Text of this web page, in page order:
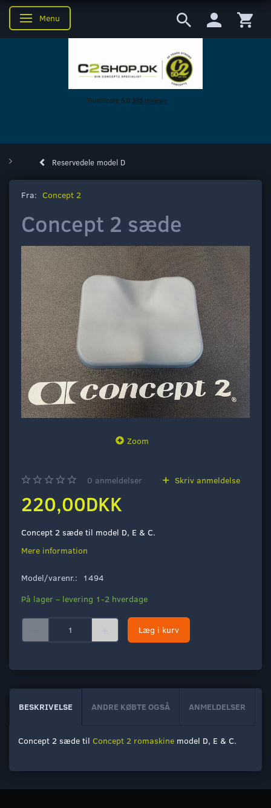
Skifte navigation
Menu
Reservedele model D
Fra: Concept 2
Concept 2 sæde
Zoom
0 anmeldelser Skriv anmeldelse
220,00DKK
Concept 2 sæde til model D, E & C.
Mere information
Model/varenr.:
1494
På lager – levering 1-2 hverdage
Læg i kurv
BESKRIVELSE ANDRE KØBTE OGSÅ ANMELDELSER
Concept 2 sæde til Concept 2 romaskine model D, E & C.